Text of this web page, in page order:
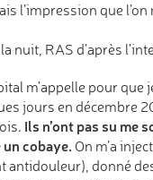
l’impression que l’on
nuit, RAS d’après
m’appelle pour que
jours en décembre
Ils n’ont pas su me
un cobaye. On m’a
antidouleur), donné